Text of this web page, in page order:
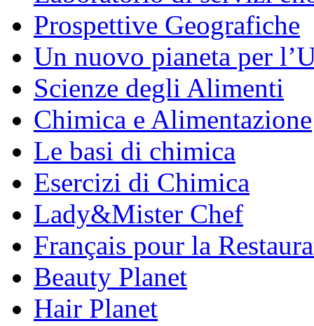
Prospettive Geografiche
Un nuovo pianeta per
Scienze degli Alimenti
Chimica e Alimentazione
Le basi di chimica
Esercizi di Chimica
Lady&Mister Chef
Français pour la
Beauty Planet
Hair Planet